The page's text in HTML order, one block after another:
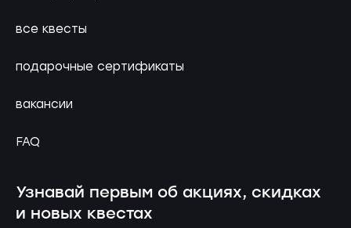
все квесты
подарочные сертификаты
вакансии
FAQ
Узнавай первым об акциях, скидках
и новых квестах